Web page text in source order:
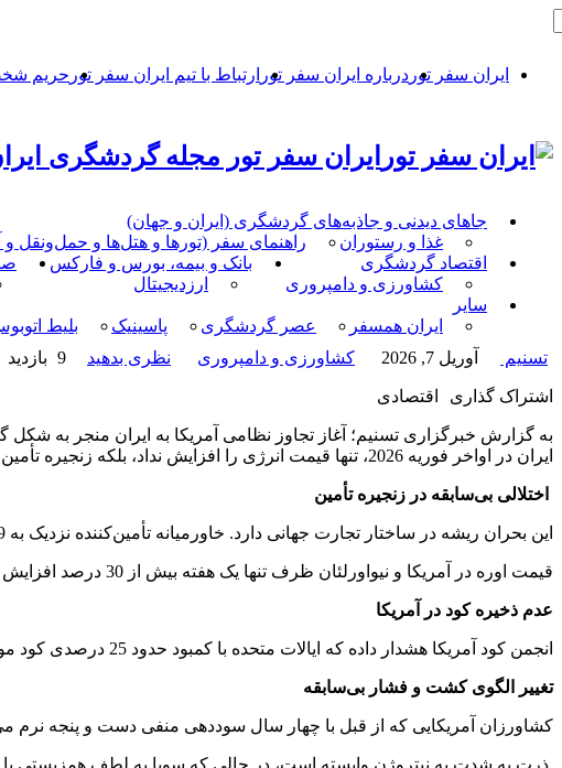
ایران سفر تور درباره ایران سفر تور ارتباط با تیم ایران سفر تور حریم
ایران سفر تور مجله گردشگری
جاهای دیدنی و جاذبه‌های گردشگری (ایران و جهان)
غذا و رستوران
راهنمای سفر (تورها و هتل‌ها و حمل‌و‌نقل
اقتصاد گردشگری
کشاورزی و دامپروری
بانک و بیمه، بورس و فارکس
ارزدیجیتال
سایر
ایران همسفر
عصر گردشگری پاسینیک بلیط
تسنیم آوریل 7, 2026 کشاورزی و دامپروری نظری بدهید 9 بازدید
اشتراک گذاری اقتصادی
به گزارش خبرگزاری تسنیم؛ آغاز تجاوز نظامی آمریکا به ایران منجر به
ایران در اواخر فوریه 2026، تنها قیمت انرژی را افزایش نداد، بلکه زنجیره تأمین حیاتی کود را نیز با بحران بی‌سابقه‌ای مواجه کرد.
اختلالی بی‌سابقه در زنجیره تأمین
این بحران ریشه در ساختار تجارت جهانی دارد. خاورمیانه تأمین‌کننده نزدیک به 49 درصد صادرات اوره جهان (نوعی کود نیتروژنه حیاتی) و 30 درصد آمونیاک است که همگی از تنگه هرمز عبور می‌کنند.
قیمت اوره در آمریکا و نیواورلئان ظرف تنها یک هفته بیش از 30 درصد افزایش یافت و از 516 دلار به 683 دلار در هر تن رسید و در برخی مناطق خرده‌فروشی تا 800 دلار نیز گزارش شده است.
عدم ذخیره کود در آمریکا
انجمن کود آمریکا هشدار داده که ایالات متحده با کمبود حدود 25 درصدی کود مورد نیاز فصل کاشت مواجه است و برخلاف نفت، هیچ ذخیره استراتژیکی برای کود وجود ندارد.
تغییر الگوی کشت و فشار بی‌سابقه
کشاورزان آمریکایی که از قبل با چهار سال سوددهی منفی دست و پنجه نرم